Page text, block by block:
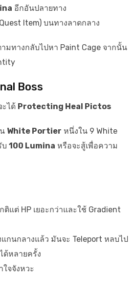
อีกอันปลายทาง
Item) บนทางลาดกลาง
มทางกลับไปหา Paint Cage จากนั้น
Boss
ะได้ Protecting Heal Pictos
White Portier หนึ่งใน 9 White
บ 100 Lumina หรือจะสู้เพื่อความ
ติแต่ HP เยอะกว่าและใช้ Gradient
แกนกลางแล้ว มันจะ Teleport หลบไป
ด้หลายครั้ง
ใจจังหวะ